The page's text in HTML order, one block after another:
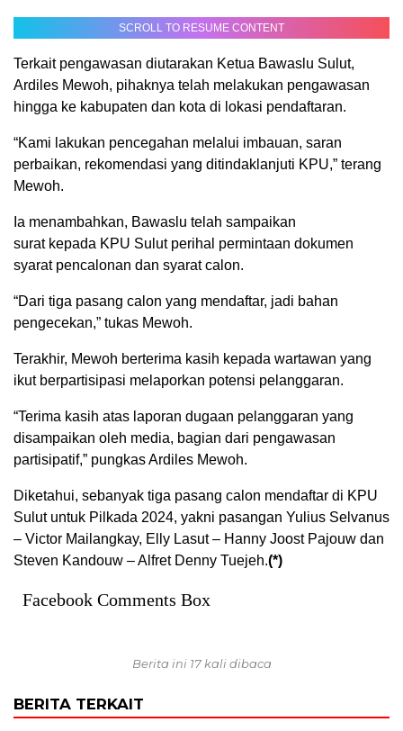
SCROLL TO RESUME CONTENT
Terkait pengawasan diutarakan Ketua Bawaslu Sulut,
Ardiles Mewoh, pihaknya telah melakukan pengawasan
hingga ke kabupaten dan kota di lokasi pendaftaran.
“Kami lakukan pencegahan melalui imbauan, saran
perbaikan, rekomendasi yang ditindaklanjuti KPU,” terang
Mewoh.
Ia menambahkan, Bawaslu telah sampaikan
surat kepada KPU Sulut perihal permintaan dokumen
syarat pencalonan dan syarat calon.
“Dari tiga pasang calon yang mendaftar, jadi bahan
pengecekan,” tukas Mewoh.
Terakhir, Mewoh berterima kasih kepada wartawan yang
ikut berpartisipasi melaporkan potensi pelanggaran.
“Terima kasih atas laporan dugaan pelanggaran yang
disampaikan oleh media, bagian dari pengawasan
partisipatif,” pungkas Ardiles Mewoh.
Diketahui, sebanyak tiga pasang calon mendaftar di KPU
Sulut untuk Pilkada 2024, yakni pasangan Yulius Selvanus
– Victor Mailangkay, Elly Lasut – Hanny Joost Pajouw dan
Steven Kandouw – Alfret Denny Tuejeh.(*)
Facebook Comments Box
Berita ini 17 kali dibaca
BERITA TERKAIT